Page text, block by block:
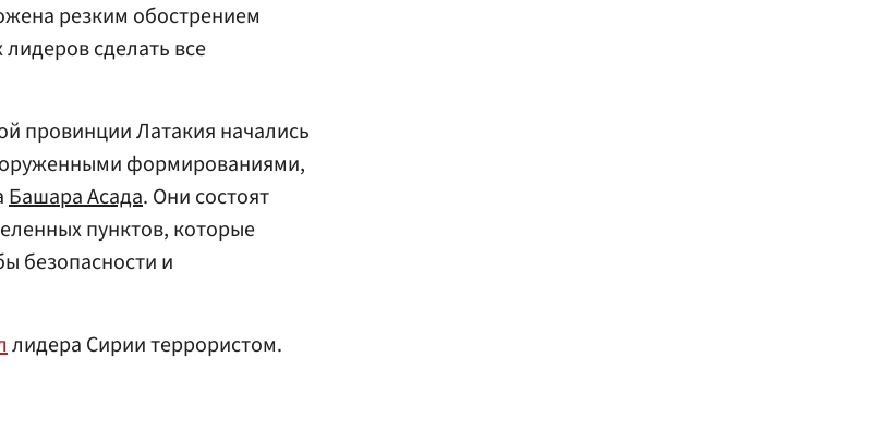
резким обострением
сделать все
провинции Латакия начались
формированиями,
Башара Асада. Они состоят
пунктов, которые
безопасности и
лидера Сирии террористом.